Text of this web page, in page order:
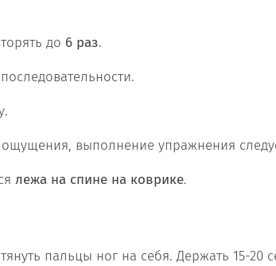
до 6 раз.
выполнение упражнения
лежа на спине на коврике.
пальцы ног на себя. Держать 15-20